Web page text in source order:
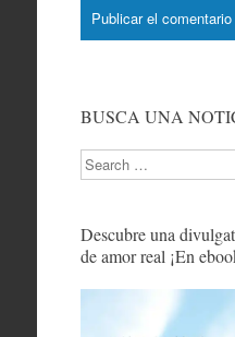
BUSCA UNA
Search
Descubre una
de amor real ¡En